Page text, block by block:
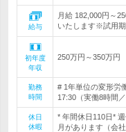
給与
月給 182,000円～
いたします※試用期
初年度
年収
250万円～350万円
勤務
時間
# 1年単位の変形労
17:30（実働8時間
休日
休暇
* 年間休日110日*
月があります（会